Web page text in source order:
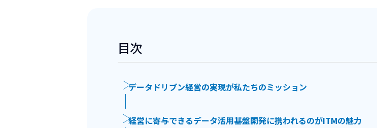
目次
データドリブン経営の実現が私たちのミッション
経営に寄与できるデータ活用基盤開発に携われるのがITMの魅力